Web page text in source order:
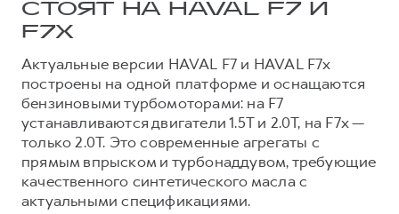
HAVAL Лизинг
АКСЕССУАРЫ HAVAL
Автомобильные аксессуары
Коллекция CITY
Коллекция Базовая
Коллекция Детская
АКСЕССУАРЫ HAVAL
Автомобильные аксессуары
Коллекция CITY
Коллекция Базовая
Коллекция Детская
СТОЯТ НА HAVAL F7 И
F7X
Актуальные версии HAVAL F7 и HAVAL F7x
построены на одной платформе и оснащаются
бензиновыми турбомоторами: на F7
устанавливаются двигатели 1.5T и 2.0T, на F7x —
только 2.0T. Это современные агрегаты с
прямым впрыском и турбонаддувом, требующие
качественного синтетического масла с
актуальными спецификациями.